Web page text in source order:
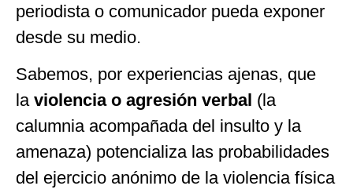
periodista o comunicador pueda exponer
desde su medio.
Sabemos, por experiencias ajenas, que
la violencia o agresión verbal (la
calumnia acompañada del insulto y la
amenaza) potencializa las probabilidades
del ejercicio anónimo de la violencia física